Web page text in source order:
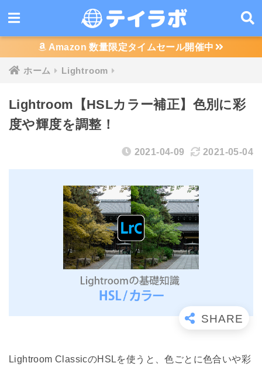
Amazon 数量限定タイムセール開催中
ホーム Lightroom
Lightroom【HSLカラー補正】色別に彩
度や輝度を調整！
2021-04-09 2021-05-04
Lightroom ClassicのHSLを使うと、色ごとに色合いや彩